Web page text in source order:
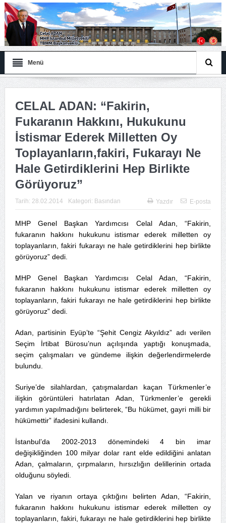
Menü
CELAL ADAN: “Fakirin,
Fukaranın Hakkını, Hukukunu
İstismar Ederek Milletten Oy
Toplayanların,fakiri, Fukarayı Ne
Hale Getirdiklerini Hep Birlikte
Görüyoruz”
Tarih: 28.02.2014 Kategori: Basından Yazdır E-posta
MHP Genel Başkan Yardımcısı Celal Adan, “Fakirin,
fukaranın hakkını hukukunu istismar ederek milletten oy
toplayanların, fakiri fukarayı ne hale getirdiklerini hep birlikte
görüyoruz” dedi.
MHP Genel Başkan Yardımcısı Celal Adan, “Fakirin,
fukaranın hakkını hukukunu istismar ederek milletten oy
toplayanların, fakiri fukarayı ne hale getirdiklerini hep birlikte
görüyoruz” dedi.
Adan, partisinin Eyüp’te “Şehit Cengiz Akyıldız” adı verilen
Seçim İrtibat Bürosu’nun açılışında yaptığı konuşmada,
seçim çalışmaları ve gündeme ilişkin değerlendirmelerde
bulundu.
Suriye’de silahlardan, çatışmalardan kaçan Türkmenler’e
ilişkin görüntüleri hatırlatan Adan, Türkmenler’e gerekli
yardımın yapılmadığını belirterek, “Bu hükümet, gayri milli bir
hükümettir” ifadesini kullandı.
İstanbul’da 2002-2013 dönemindeki 4 bin imar
değişikliğinden 100 milyar dolar rant elde edildiğini anlatan
Adan, çalmaların, çırpmaların, hırsızlığın delillerinin ortada
olduğunu söyledi.
Yalan ve riyanın ortaya çıktığını belirten Adan, “Fakirin,
fukaranın hakkını hukukunu istismar ederek milletten oy
toplayanların, fakiri, fukarayı ne hale getirdiklerini hep birlikte